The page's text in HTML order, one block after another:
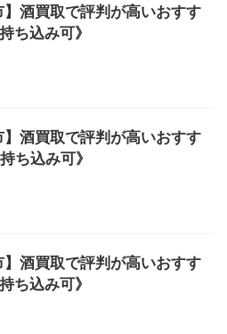
】酒買取で評判が高いおすす
ち込み可》
】酒買取で評判が高いおすす
ち込み可》
】酒買取で評判が高いおすす
ち込み可》